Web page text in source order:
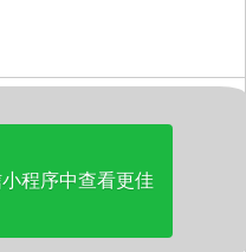
口 CPU列表
程序中查看更佳